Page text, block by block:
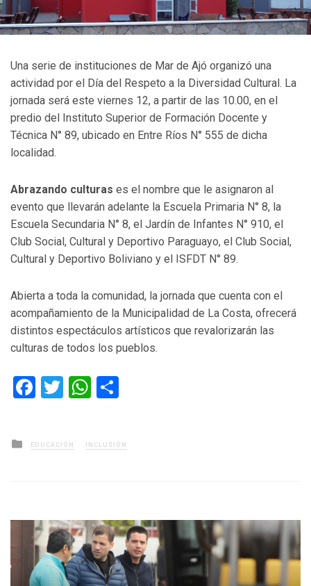
Una serie de instituciones de Mar de Ajó organizó una
actividad por el Día del Respeto a la Diversidad Cultural. La
jornada será este viernes 12, a partir de las 10.00, en el
predio del Instituto Superior de Formación Docente y
Técnica N° 89, ubicado en Entre Ríos N° 555 de dicha
localidad.
Abrazando culturas es el nombre que le asignaron al
evento que llevarán adelante la Escuela Primaria N° 8, la
Escuela Secundaria N° 8, el Jardín de Infantes N° 910, el
Club Social, Cultural y Deportivo Paraguayo, el Club Social,
Cultural y Deportivo Boliviano y el ISFDT N° 89.
Abierta a toda la comunidad, la jornada que cuenta con el
acompañamiento de la Municipalidad de La Costa, ofrecerá
distintos espectáculos artísticos que revalorizarán las
culturas de todos los pueblos.
Facebook
TwitterWhatsApp
Posted
in
EDUCACIÓN INCLUSIÓN